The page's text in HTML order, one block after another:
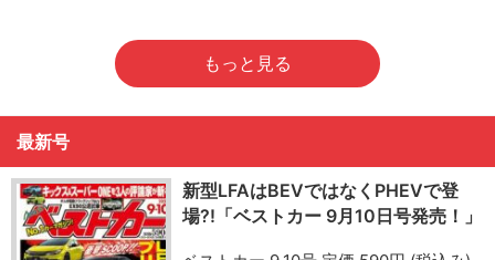
もっと見る
最新号
新型LFAはBEVではなくPHEVで登
場?!「ベストカー 9月10日号発売！」